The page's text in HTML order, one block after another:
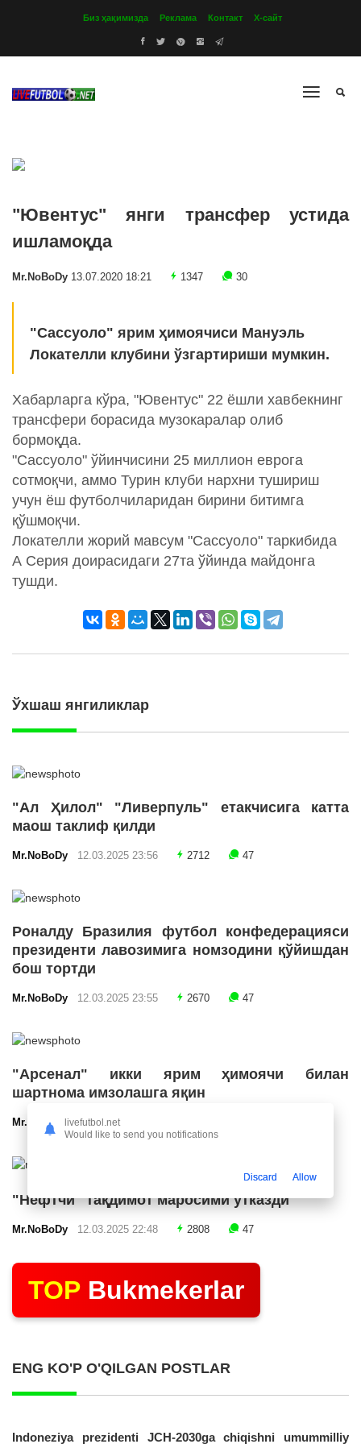
Биз ҳақимизда Реклама Контакт Х-сайт
"Ювентус" янги трансфер устида
ишламоқда
Mr.NoBoDy 13.07.2020 18:21 1347 30
"Сассуоло" ярим ҳимоячиси Мануэль
Локателли клубини ўзгартириши мумкин.
Хабарларга кўра, "Ювентус" 22 ёшли хавбекнинг
трансфери борасида музокаралар олиб
бормоқда.
"Сассуоло" ўйинчисини 25 миллион еврога
сотмоқчи, аммо Турин клуби нархни тушириш
учун ёш футболчиларидан бирини битимга
қўшмоқчи.
Локателли жорий мавсум "Сассуоло" таркибида
А Серия доирасидаги 27та ўйинда майдонга
тушди.
Ўхшаш янгиликлар
"Ал Ҳилол" "Ливерпуль" етакчисига катта
маош таклиф қилди
Mr.NoBoDy 12.03.2025 23:56 2712 47
Роналду Бразилия футбол конфедерацияси
президенти лавозимига номзодини қўйишдан
бош тортди
Mr.NoBoDy 12.03.2025 23:55 2670 47
"Арсенал" икки ярим ҳимоячи билан
шартнома имзолашга яқин
Mr.NoBoDy12.03.2025 23:24
"Нефтчи" тақдимот маросими ўтказди
Mr.NoBoDy 12.03.2025 22:48 2808 47
TOP Bukmekerlar
ENG KO'P O'QILGAN POSTLAR
Indoneziya prezidenti JCH-2030ga chiqishni umummilliy
livefutbol.net
Would like to send you notifications
Discard Allow